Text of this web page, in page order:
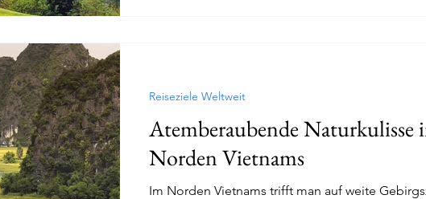
Atemberaubende Naturkulisse
Norden Vietnams
Im Norden Vietnams trifft man auf weite
Reiseziele Weltweit